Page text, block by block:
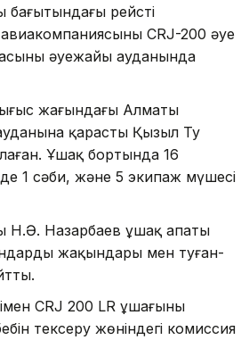
рейсті
СRJ-200 әуе
әуежайы ауданында
жағындағы Алматы
қарасты Қызыл Ту
Ұшақ бортында 16
1 сәби, және 5 экипаж мүшесі
Н.Ә. Назарбаев ұшақ апаты
жақындары мен туған-
CRJ 200 LR ұшағының
тексеру жөніндегі комиссия